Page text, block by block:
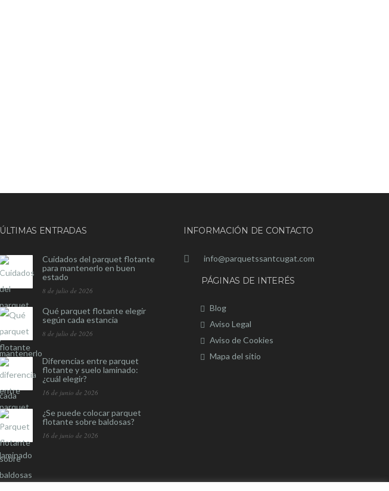
ÚLTIMAS ENTRADAS
Cuidados del parquet flotante
para mantenerlo en buen
estado
8 de julio de 2026
Qué parquet flotante elegir
según cada estancia
8 de julio de 2026
Diferencias entre parquet
flotante y suelo laminado:
¿cuál elegir?
16 de junio de 2026
¿Se puede colocar parquet
flotante sobre baldosas?
16 de junio de 2026
INFORMACIÓN DE CONTACTO
info@parquetssantcugat.com
PÁGINAS DE INTERÉS
Blog
Aviso Legal
Aviso de Cookies
Mapa del sitio